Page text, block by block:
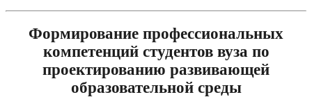
Формирование профессиональных
компетенций студентов вуза по
проектированию развивающей
образовательной среды